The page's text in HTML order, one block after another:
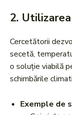
2.
Cercetătorii
secetă,
o soluție viabilă
schimbările
Exemple de